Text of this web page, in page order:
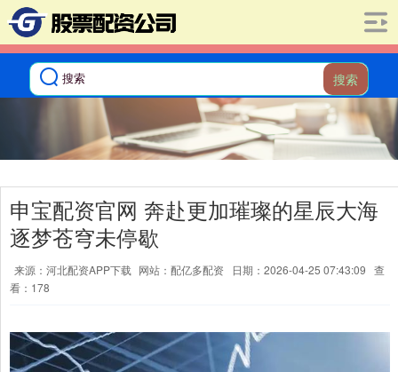
搜索
申宝配资官网 奔赴更加璀璨的星辰大海
逐梦苍穹未停歇
来源：河北配资APP下载 网站：配亿多配资 日期：2026-04-25 07:43:09 查
看：178